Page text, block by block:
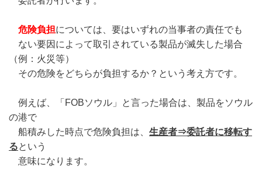
危険負担については、要はいずれの当事者の責任でも
ない要因によって取引されている製品が滅失した場合
（例：火災等）
その危険をどちらが負担するか？という考え方です。
例えば、「FOBソウル」と言った場合は、製品をソウル
の港で
船積みした時点で危険負担は、 生産者⇒委託者に移転す
るという
意味になります。